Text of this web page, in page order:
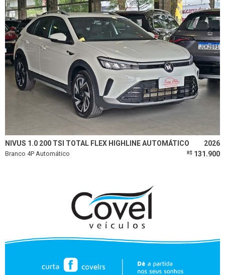
NIVUS 1.0 200 TSI TOTAL FLEX HIGHLINE AUTOMÁTICO 2026
Branco 4P Automático R$ 131.900